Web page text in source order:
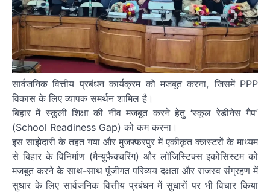
सार्वजनिक वित्तीय प्रबंधन कार्यक्रम को मजबूत करना, जिसमें PPP
विकास के लिए व्यापक समर्थन शामिल है।
बिहार में स्कूली शिक्षा की नींव मजबूत करने हेतु ‘स्कूल रेडीनेस गैप’
(School Readiness Gap) को कम करना।
इस साझेदारी के तहत गया और मुजफ्फरपुर में एकीकृत क्लस्टरों के माध्यम
से बिहार के विनिर्माण (मैन्युफैक्चरिंग) और लॉजिस्टिक्स इकोसिस्टम को
मजबूत करने के साथ-साथ पूंजीगत परिव्यय दक्षता और राजस्व संग्रहण में
सुधार के लिए सार्वजनिक वित्तीय प्रबंधन में सुधारों पर भी विचार किया